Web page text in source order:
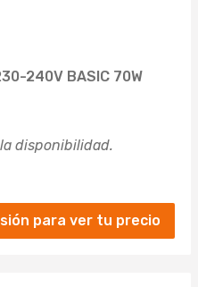
240V BASIC 70W
disponibilidad.
para ver tu precio